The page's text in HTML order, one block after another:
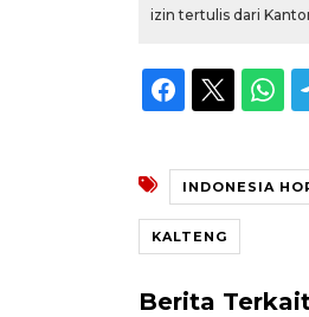
izin tertulis dari
INDONESIA
KALTENG
Berita